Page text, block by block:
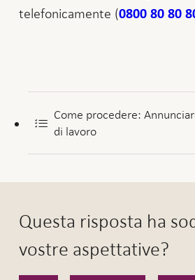
telefonicamente (0800 80 80
Come procedere:
di lavoro
Questa risposta ha
vostre aspettative?